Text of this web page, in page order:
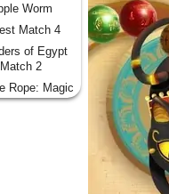
Worm
Match 4
of Egypt
Match 2
Rope: Magic